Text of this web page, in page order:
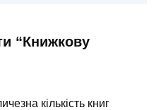
“Книжкову
кількість книг